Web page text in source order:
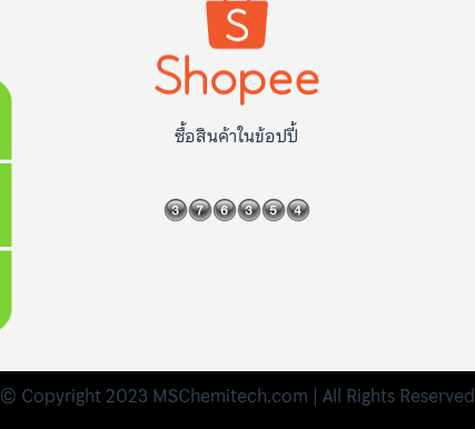
ซื้อสินค้าในข้อปปี้
© Copyright 2023 MSChemitech.com | All Rights Reserved